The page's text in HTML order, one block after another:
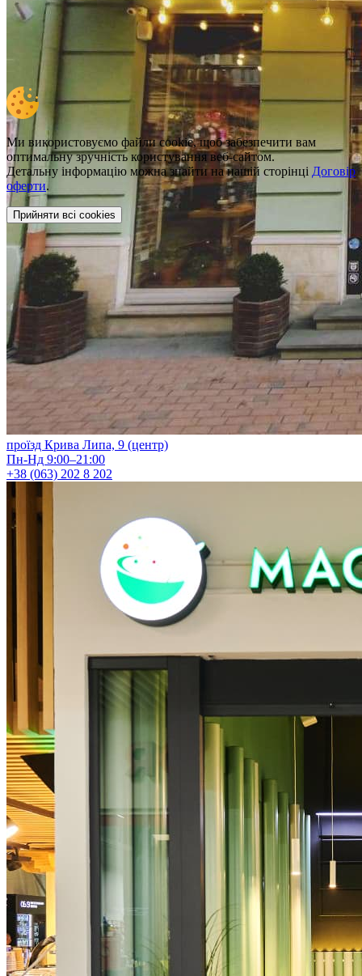
проїзд Крива Липа, 9 (центр)
Пн-Нд 9:00–21:00
+38 (063) 202 8 202
Ми використовуємо файли cookie, щоб забезпечити вам
оптимальну зручність користування веб-сайтом.
Детальну інформацію можна знайти на нашій сторінці Договір
оферти.
Прийняти всі cookies